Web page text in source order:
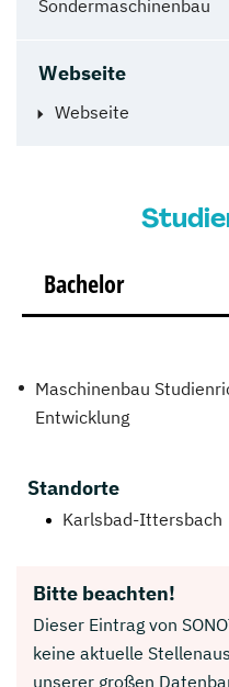
Sondermaschinenbau
Webseite
Webseite
Bachelor
Maschinenbau
Entwicklung
Standorte
Karlsbad-Ittersbach
Bitte beachten!
Dieser Eintrag von
keine aktuelle
unserer großen